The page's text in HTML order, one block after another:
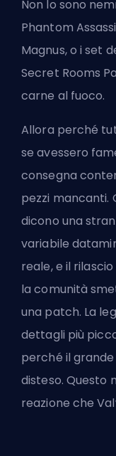
Non lo sono
Phantom
Magnus, o i set
Secret Rooms
carne al fuoco.
Allora perché
se avessero
consegna
pezzi mancanti.
dicono una
variabile
reale, e il
la comunità
una patch. La
dettagli più
perché il
disteso. Questo
reazione che